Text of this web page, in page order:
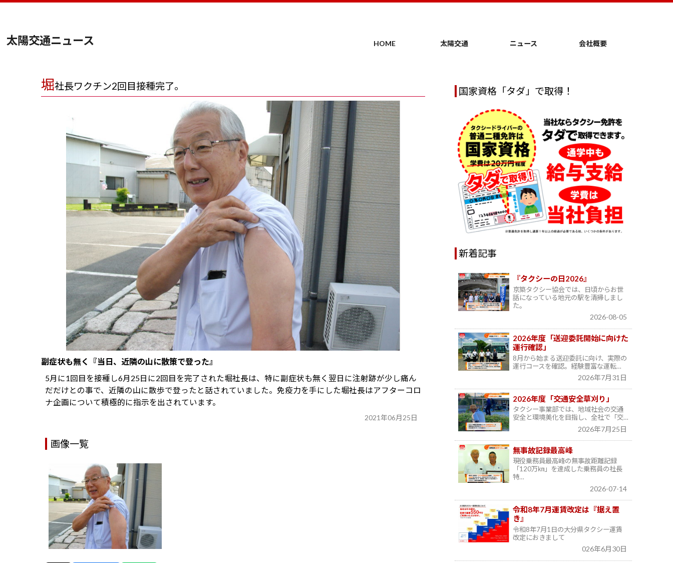
太陽交通ニュース HOME 太陽交通 ニュース 会社概要
堀社長ワクチン2回目接種完了。
副症状も無く『当日、近隣の山に散策で登った』
5月に1回目を接種し6月25日に2回目を完了された堀社長は、特に副症状も無く翌日に注射跡が少し痛ん
だだけとの事で、近隣の山に散歩で登ったと話されていました。免疫力を手にした堀社長はアフターコロ
ナ企画について積極的に指示を出されています。
2021年06月25日
画像一覧
国家資格「タダ」で取得！
新着記事
『タクシーの日2026』
京築タクシー協会では、日頃からお世
話になっている地元の駅を清掃しまし
た。
2026-08-05
2026年度「送迎委託開始に向けた
運行確認」
8月から始まる送迎委託に向け、実際の
運行コースを確認。経験豊富な運転…
2026年7月31日
2026年度「交通安全草刈り」
タクシー事業部では、地域社会の交通
安全と環境美化を目指し、全社で「交…
2026年7月25日
無事故記録最高峰
現役乗務員最高峰の無事故距離記録
「120万㎞」を達成した乗務員の社長
特…
2026-07-14
令和8年7月運賃改定は『据え置
き』
令和8年7月1日の大分県タクシー運賃
改定におきまして
026年6月30日